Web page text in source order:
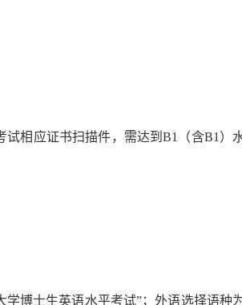
试相应证书扫描件，需达到B1 （含B1 ）
学博士生英语水平考试”；外语选择语种